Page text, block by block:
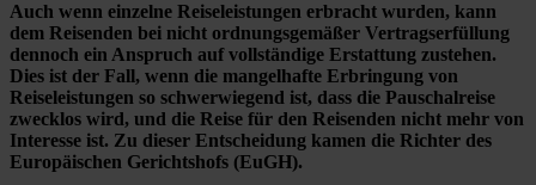
Auch wenn einzelne Reiseleistungen erbracht wurden, kann
dem Reisenden bei nicht ordnungsgemäßer Vertragserfüllung
dennoch ein Anspruch auf vollständige Erstattung zustehen.
Dies ist der Fall, wenn die mangelhafte Erbringung von
Reiseleistungen so schwerwiegend ist, dass die Pauschalreise
zwecklos wird, und die Reise für den Reisenden nicht mehr von
Interesse ist. Zu dieser Entscheidung kamen die Richter des
Europäischen Gerichtshofs (EuGH).